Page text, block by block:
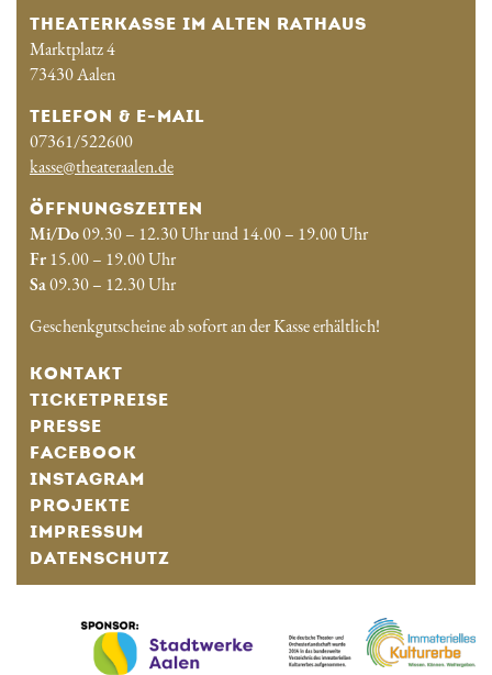
THEATERKASSE IM ALTEN RATHAUS
Marktplatz 4
73430 Aalen
TELEFON & E-MAIL
07361/522600
kasse@theateraalen.de
ÖFFNUNGSZEITEN
Mi/Do09.30 – 12.30 Uhr und 14.00 – 19.00 Uhr
Fr15.00 – 19.00 Uhr
Sa09.30 – 12.30 Uhr
Geschenkgutscheine ab sofort an der Kasse erhältlich!
KONTAKT
TICKETPREISE
PRESSE
FACEBOOK
INSTAGRAM
PROJEKTE
IMPRESSUM
DATENSCHUTZ